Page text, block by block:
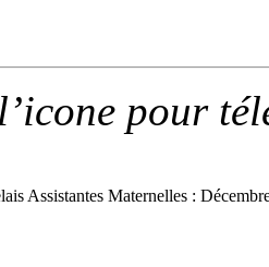
pour
Assistantes Maternelles :